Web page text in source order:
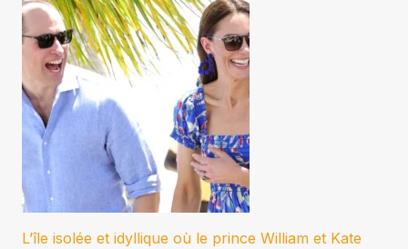
L’île isolée et idyllique où le prince William et Kate